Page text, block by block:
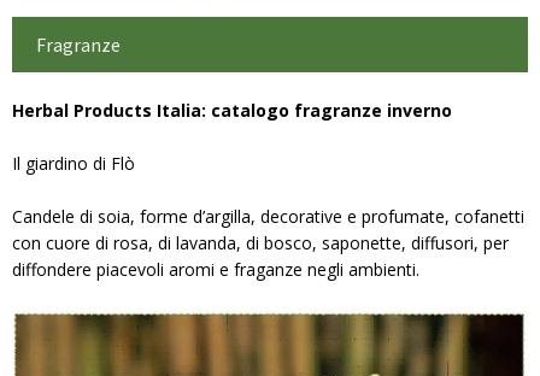
Fragranze
Herbal Products Italia: catalogo fragranze inverno
Il giardino di Flò
Candele di soia, forme d’argilla, decorative e profumate, cofanetti
con cuore di rosa, di lavanda, di bosco, saponette, diffusori, per
diffondere piacevoli aromi e fraganze negli ambienti.